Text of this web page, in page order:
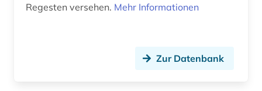
exil (5)
export (1)
Regesten versehen. Mehr Informationen
Zur Datenbank